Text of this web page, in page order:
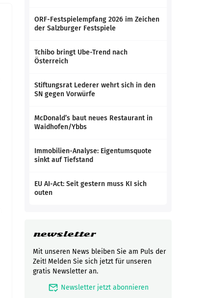
ORF-Festspielempfang 2026 im Zeichen
der Salzburger Festspiele
Tchibo bringt Ube-Trend nach
Österreich
Stiftungsrat Lederer wehrt sich in den
SN gegen Vorwürfe
McDonald’s baut neues Restaurant in
Waidhofen/Ybbs
Immobilien-Analyse: Eigentumsquote
sinkt auf Tiefstand
EU AI-Act: Seit gestern muss KI sich
outen
newsletter
Mit unseren News bleiben Sie am Puls der
Zeit! Melden Sie sich jetzt für unseren
gratis Newsletter an.
mark_email_read Newsletter jetzt abonnieren